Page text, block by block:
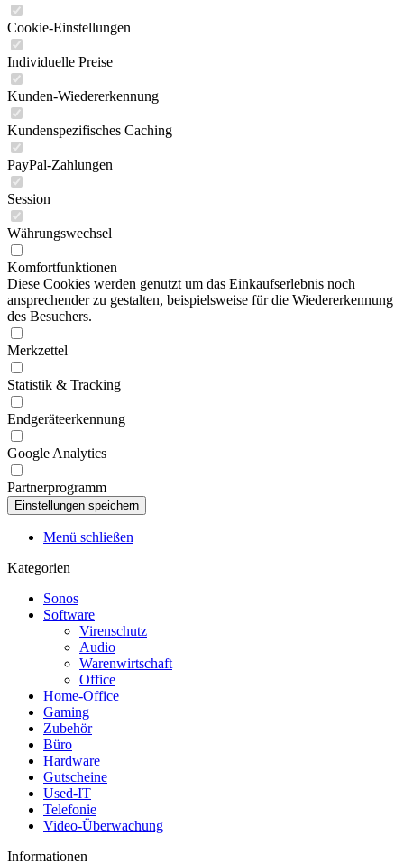
Cookie-Einstellungen
Individuelle Preise
Kunden-Wiedererkennung
Kundenspezifisches Caching
PayPal-Zahlungen
Session
Währungswechsel
Komfortfunktionen
Diese Cookies werden genutzt um das Einkaufserlebnis noch
ansprechender zu gestalten, beispielsweise für die Wiedererkennung
des Besuchers.
Merkzettel
Statistik & Tracking
Endgeräteerkennung
Google Analytics
Partnerprogramm
Menü schließen
Kategorien
Sonos
Software
Virenschutz
Audio
Warenwirtschaft
Office
Home-Office
Gaming
Zubehör
Büro
Hardware
Gutscheine
Used-IT
Telefonie
Video-Überwachung
Informationen